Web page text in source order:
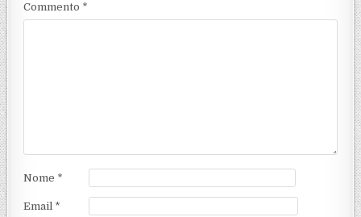
Commento *
Nome *
Email *